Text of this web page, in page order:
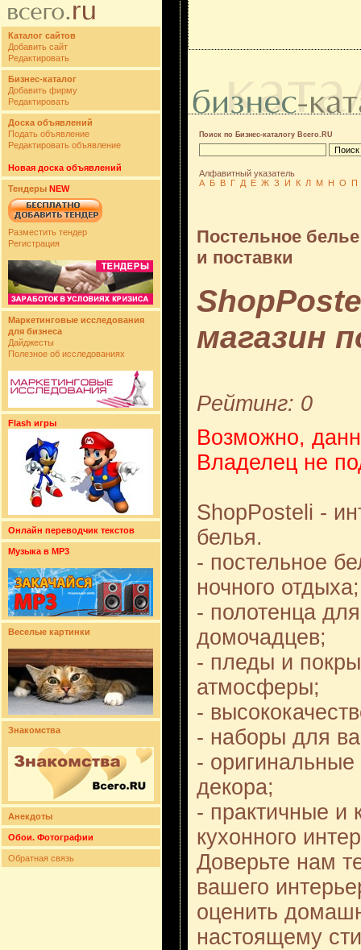
Каталог сайтов
Добавить сайт
Редактировать
Бизнес-каталог
Добавить фирму
Редактировать
Доска объявлений
Подать объявление
Редактировать объявление
Новая доска объявлений
Тендеры NEW
Разместить тендер
Регистрация
Маркетинговые исследования
для бизнеса
Дайджесты
Полезное об исследованиях
Flash игры
Онлайн переводчик текстов
Музыка в MP3
Веселые картинки
Знакомства
Анекдоты
Обои. Фотографии
Обратная связь
Поиск по Бизнес-каталогу Всего.RU
Алфавитный указатель
А Б В Г Д Е Ж З И К Л М Н О П
Постельное
и поставки
магазин
Рейтинг: 0
Возможно,
Владелец не
ShopPosteli -
белья.
- постельное
ночного отдыха;
- полотенца
домочадцев;
- пледы и
атмосферы;
-
- наборы для
-
декора;
- практичные и
кухонного
Доверьте нам
вашего
оценить
настоящему